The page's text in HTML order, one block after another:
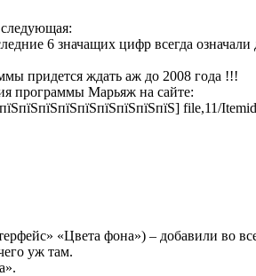
6 значащих цифр всегда
придется ждать аж до 2008 года !!!
программы Марьяж на сайте:
file,11/
«Цвета фона») – добавили во
уж там.